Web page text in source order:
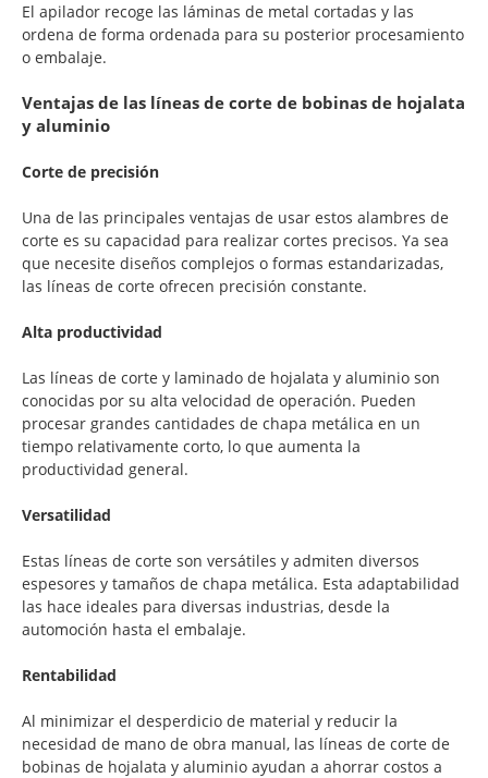
El apilador recoge las láminas de metal cortadas y las
ordena de forma ordenada para su posterior procesamiento
o embalaje.
Ventajas de las líneas de corte de bobinas de hojalata
y aluminio
Corte de precisión
Una de las principales ventajas de usar estos alambres de
corte es su capacidad para realizar cortes precisos. Ya sea
que necesite diseños complejos o formas estandarizadas,
las líneas de corte ofrecen precisión constante.
Alta productividad
Las líneas de corte y laminado de hojalata y aluminio son
conocidas por su alta velocidad de operación. Pueden
procesar grandes cantidades de chapa metálica en un
tiempo relativamente corto, lo que aumenta la
productividad general.
Versatilidad
Estas líneas de corte son versátiles y admiten diversos
espesores y tamaños de chapa metálica. Esta adaptabilidad
las hace ideales para diversas industrias, desde la
automoción hasta el embalaje.
Rentabilidad
Al minimizar el desperdicio de material y reducir la
necesidad de mano de obra manual, las líneas de corte de
bobinas de hojalata y aluminio ayudan a ahorrar costos a